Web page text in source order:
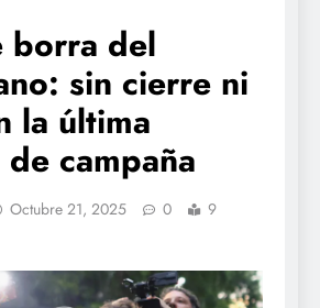
borra del
sin cierre ni
la última
de campaña
Octubre 21, 2025 0
9